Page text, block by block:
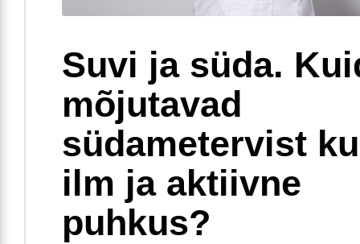
Suvi ja süda.
mõjutavad
südametervist
ilm ja aktiivne
puhkus?